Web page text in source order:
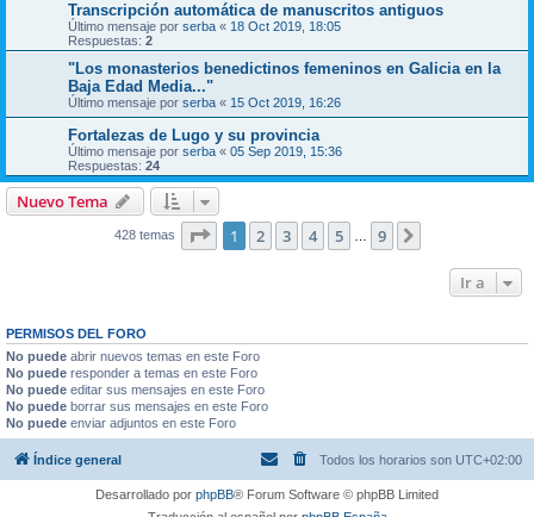
Transcripción automática de manuscritos antiguos
Último mensaje por serba « 18 Oct 2019, 18:05
Respuestas: 2
"Los monasterios benedictinos femeninos en Galicia en la
Baja Edad Media..."
Último mensaje por serba « 15 Oct 2019, 16:26
Fortalezas de Lugo y su provincia
Último mensaje por serba « 05 Sep 2019, 15:36
Respuestas: 24
Nuevo Tema
428 temas Página de
1 2 3 4 5 9
Ir a
PERMISOS DEL FORO
No puede abrir nuevos temas en este Foro
No puede responder a temas en este Foro
No puede editar sus mensajes en este Foro
No puede borrar sus mensajes en este Foro
No puede enviar adjuntos en este Foro
Índice general Todos los horarios son UTC+02:00
Desarrollado por phpBB® Forum Software © phpBB Limited